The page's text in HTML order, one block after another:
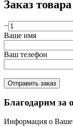
Заказ товара
−
Ваше имя
Ваш телефон
Отправить заказ
Благодарим за
Информация о